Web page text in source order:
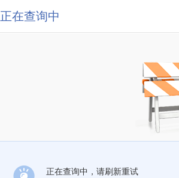
正在查询中
正在查询中，请刷新重试